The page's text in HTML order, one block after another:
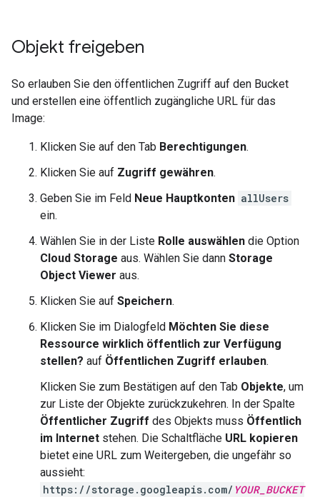
Objekt freigeben
So erlauben Sie den öffentlichen Zugriff auf den Bucket
und erstellen eine öffentlich zugängliche URL für das
Image:
Klicken Sie auf den Tab Berechtigungen.
Klicken Sie auf Zugriff gewähren.
Geben Sie im Feld Neue Hauptkonten allUsers
ein.
Wählen Sie in der Liste Rolle auswählen die Option
Cloud Storage aus. Wählen Sie dann Storage
Object Viewer aus.
Klicken Sie auf Speichern.
Klicken Sie im Dialogfeld Möchten Sie diese
Ressource wirklich öffentlich zur Verfügung
stellen? auf Öffentlichen Zugriff erlauben.
Klicken Sie zum Bestätigen auf den Tab Objekte, um
zur Liste der Objekte zurückzukehren. In der Spalte
Öffentlicher Zugriff des Objekts muss Öffentlich
im Internet stehen. Die Schaltfläche URL kopieren
bietet eine URL zum Weitergeben, die ungefähr so
aussieht:
https://storage.googleapis.com/ YOUR_BUCKET